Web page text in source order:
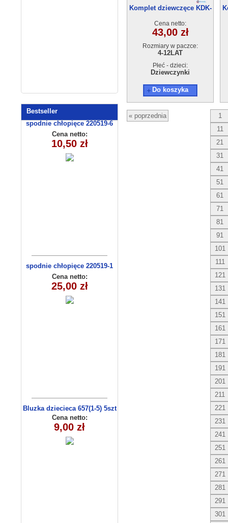
Bestseller
spodnie chłopięce 220519-6
(1- 4) 4 szt
Cena netto:
10,50 zł
spodnie chłopięce 220519-1
(1-6) 5szt
Cena netto:
25,00 zł
Bluzka dziecieca 657(1-5) 5szt
Cena netto:
9,00 zł
Komplet dziewczęce KDK-
Cena netto:
43,00 zł
Rozmiary w paczce:
4-12LAT
Płeć - dzieci:
Dziewczynki
Do koszyka
« poprzednia
1
11
21
31
41
51
61
71
81
91
101
111
121
131
141
151
161
171
181
191
201
211
221
231
241
251
261
271
281
291
301